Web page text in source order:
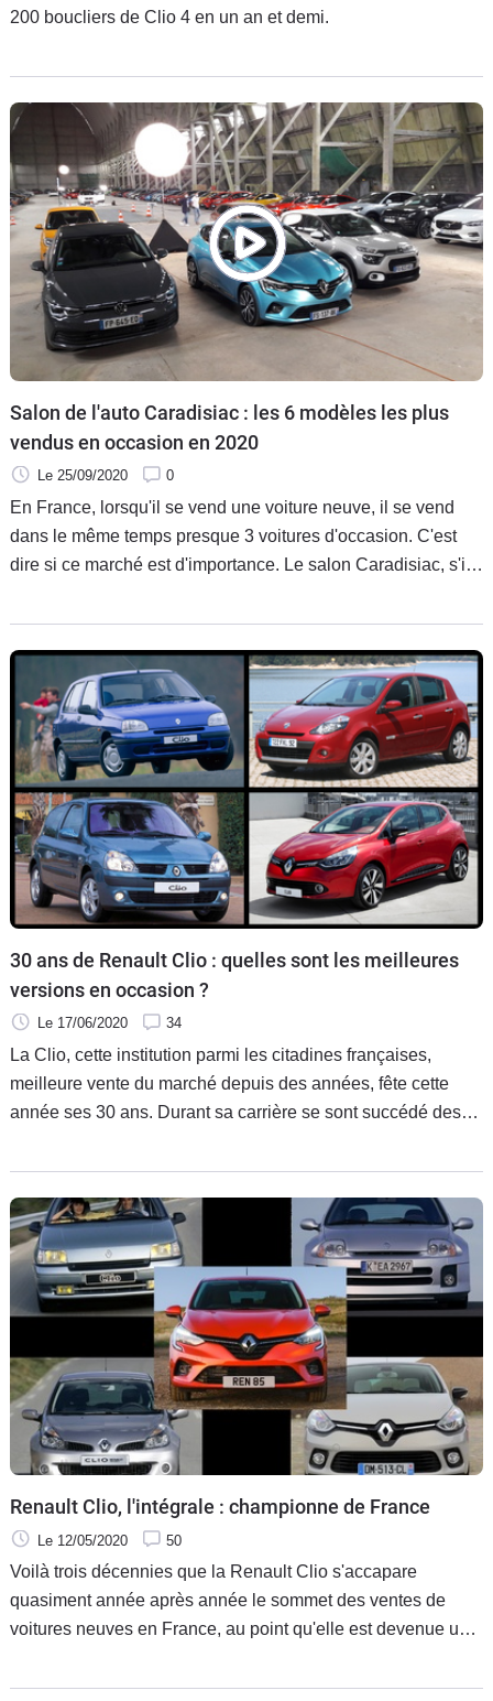
200 boucliers de Clio 4 en un an et demi.
Salon de l'auto Caradisiac : les 6 modèles les plus
vendus en occasion en 2020
Le 25/09/2020 0
En France, lorsqu'il se vend une voiture neuve, il se vend
dans le même temps presque 3 voitures d'occasion. C'est
dire si ce marché est d'importance. Le salon Caradisiac, s'il
est aussi l'occasion d'évoquer les meilleures ventes en
seconde main.
30 ans de Renault Clio : quelles sont les meilleures
versions en occasion ?
Le 17/06/2020 34
La Clio, cette institution parmi les citadines françaises,
meilleure vente du marché depuis des années, fête cette
année ses 30 ans. Durant sa carrière se sont succédé des
les meilleures en seconde main ? Caradisiac a fait le tri pour
vous.
Renault Clio, l'intégrale : championne de France
Le 12/05/2020 50
Voilà trois décennies que la Renault Clio s'accapare
quasiment année après année le sommet des ventes de
voitures neuves en France, au point qu'elle est devenue un
sur les cinq générations de ce best-seller.